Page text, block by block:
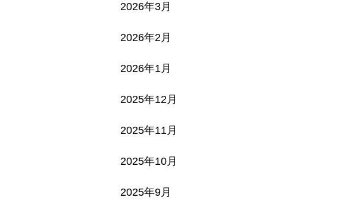
2026年3月
2026年2月
2026年1月
2025年12月
2025年11月
2025年10月
2025年9月